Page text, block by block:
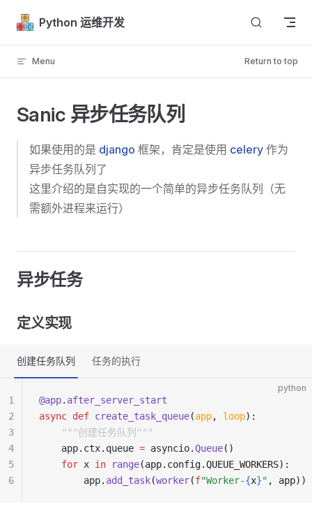
Skip to content
Python 运维开发
Menu Return to top
Sanic 异步任务队列
如果使用的是 django 框架，肯定是使用 celery 作为
异步任务队列了
这里介绍的是自实现的一个简单的异步任务队列（无
需额外进程来运行）
异步任务
定义实现
创建任务队列 任务的执行
python
@app. after_server_start
async def create_task_queue(app, loop):
    """创建任务队列"""
    app
. ctx. queue = asyncio.Queue()
    for
x in range(app.config.QUEUE_WORKERS):
        app
. add_task(worker(f"Worker-{x}" , app))
1
2
3
4
5
6